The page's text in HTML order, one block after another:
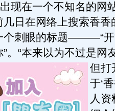
在一个不知名的网
日在网络上搜索香香
个刺眼的标题———“
“本来以为不过是网
但打
于‘
人